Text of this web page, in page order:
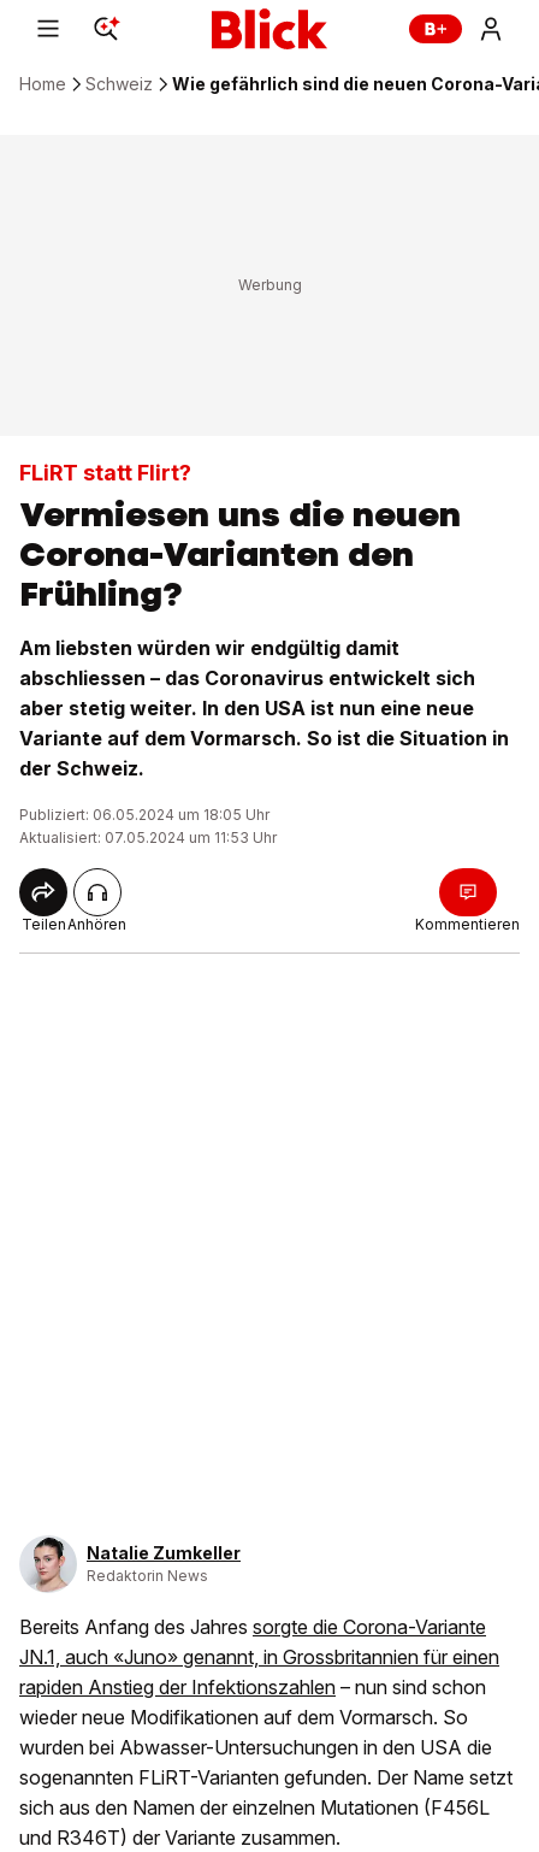
Home Schweiz Wie gefährlich sind die neuen Corona-
FLiRT statt Flirt?
Vermiesen uns die neuen
Corona-Varianten den
Frühling?
Am liebsten würden wir endgültig damit
abschliessen – das Coronavirus entwickelt sich
aber stetig weiter. In den USA ist nun eine neue
Variante auf dem Vormarsch. So ist die Situation in
der Schweiz.
Publiziert: 06.05.2024 um 18:05 Uhr
Aktualisiert: 07.05.2024 um 11:53 Uhr
TeilenAnhören Kommentieren
Natalie Zumkeller
Redaktorin News
Bereits Anfang des Jahres sorgte die Corona-Variante
JN.1, auch «Juno» genannt, in Grossbritannien für einen
rapiden Anstieg der Infektionszahlen – nun sind schon
wieder neue Modifikationen auf dem Vormarsch. So
wurden bei Abwasser-Untersuchungen in den USA die
sogenannten FLiRT-Varianten gefunden. Der Name setzt
sich aus den Namen der einzelnen Mutationen (F456L
und R346T) der Variante zusammen.